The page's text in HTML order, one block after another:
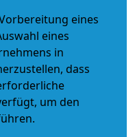
eines
eines
in
dass
um den